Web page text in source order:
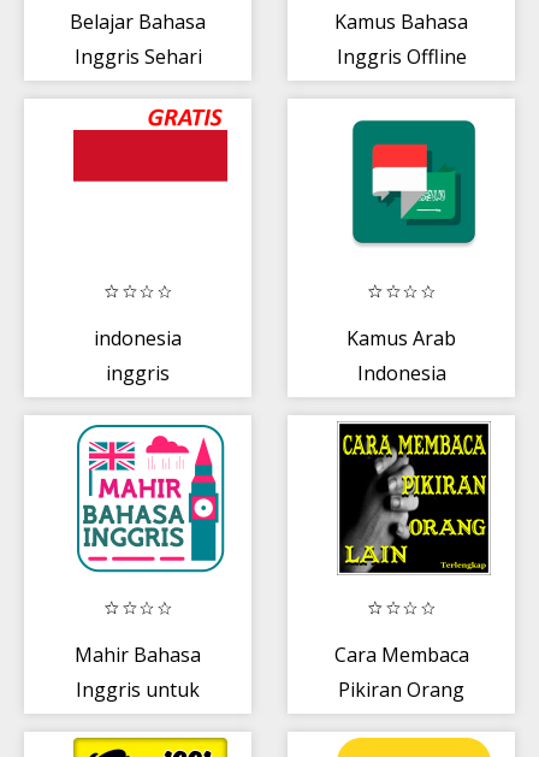
Belajar Bahasa
Inggris Sehari
Kamus Bahasa
Inggris Offline
indonesia
inggris
Kamus Arab
Indonesia
Mahir Bahasa
Inggris untuk
Cara Membaca
Pikiran Orang